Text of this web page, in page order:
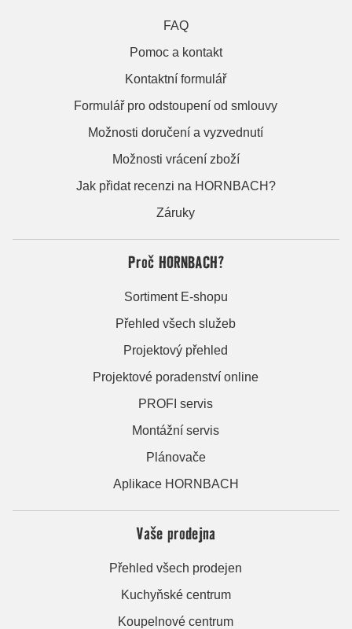
FAQ
Pomoc a kontakt
Kontaktní formulář
Formulář pro odstoupení od smlouvy
Možnosti doručení a vyzvednutí
Možnosti vrácení zboží
Jak přidat recenzi na HORNBACH?
Záruky
Proč HORNBACH?
Sortiment E-shopu
Přehled všech služeb
Projektový přehled
Projektové poradenství online
PROFI servis
Montážní servis
Plánovače
Aplikace HORNBACH
Vaše prodejna
Přehled všech prodejen
Kuchyňské centrum
Koupelnové centrum